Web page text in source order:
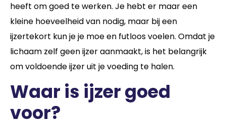
heeft om goed te werken. Je hebt er maar een
kleine hoeveelheid van nodig, maar bij een
ijzertekort kun je je moe en futloos voelen. Omdat je
lichaam zelf geen ijzer aanmaakt, is het belangrijk
om voldoende ijzer uit je voeding te halen.
Waar is ijzer goed
voor?